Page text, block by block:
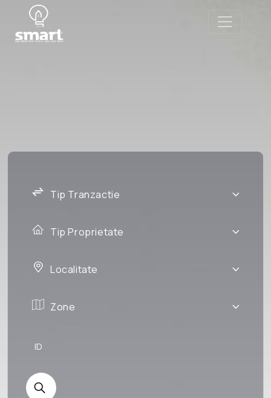
Tip Tranzactie
Tip Proprietate
Localitate
Zone